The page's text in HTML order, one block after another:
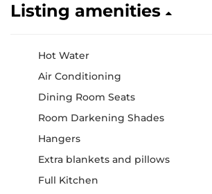
Listing amenities
Hot Water
Air Conditioning
Dining Room Seats
Room Darkening Shades
Hangers
Extra blankets and pillows
Full Kitchen